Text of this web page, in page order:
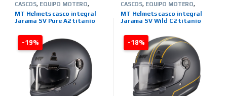
-19%
CASCOS, EQUIPO MOTERO,
HELMETS,TIENDA ON LINE
MT Helmets casco integral
Jarama SV Pure A2 titanio
-18%
CASCOS, EQUIPO MOTERO,
HELMETS,TIENDA ON LINE
MT Helmets casco integral
Jarama SV Wild C2 titanio